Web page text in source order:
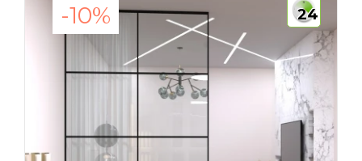
-10% 24